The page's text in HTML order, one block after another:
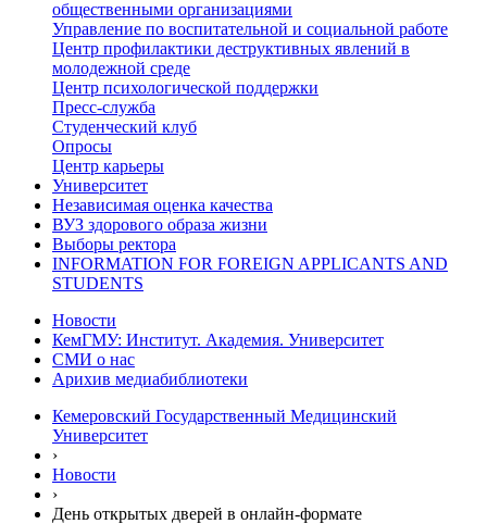
общественными организациями
Управление по воспитательной и социальной работе
Центр профилактики деструктивных явлений в
молодежной среде
Центр психологической поддержки
Пресс-служба
Студенческий клуб
Опросы
Центр карьеры
Университет
Независимая оценка качества
ВУЗ здорового образа жизни
Выборы ректора
INFORMATION FOR FOREIGN APPLICANTS AND
STUDENTS
Новости
КемГМУ: Институт. Академия. Университет
СМИ о нас
Арихив медиабиблиотеки
Кемеровский Государственный Медицинский
Университет
›
Новости
›
День открытых дверей в онлайн-формате